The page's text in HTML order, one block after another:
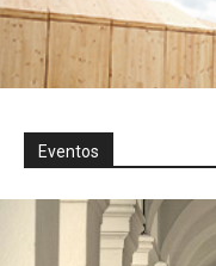
Eventos